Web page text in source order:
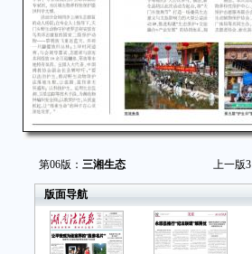
第06版： 三湘生态 上一版3
版面导航